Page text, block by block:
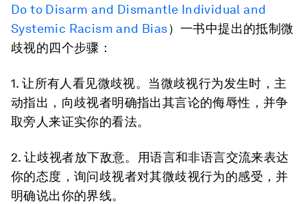
Do to Disarm and Dismantle Individual and
Systemic Racism and Bias）一书中提出的抵制微
歧视的四个步骤：
1. 让所有人看见微歧视。 当微歧视行为发生时，主
动指出，向歧视者明确指出其言论的侮辱性，并争
取旁人来证实你的看法。
2. 让歧视者放下敌意。
用语言和非语言交流来表达
你的态度，询问歧视者对其微歧视行为的感受，并
明确说出你的界线。